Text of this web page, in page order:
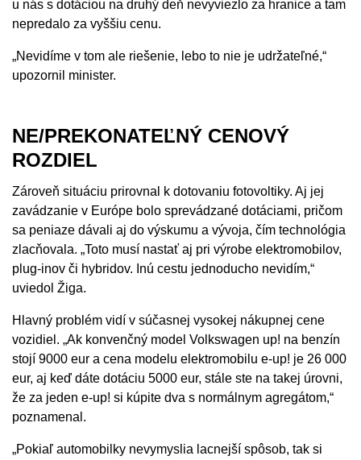
u nás s dotáciou na druhý deň nevyviezlo za hranice a tam
nepredalo za vyššiu cenu.
„Nevidíme v tom ale riešenie, lebo to nie je udržateľné,“
upozornil minister.
NE/PREKONATEĽNÝ CENOVÝ
ROZDIEL
Zároveň situáciu prirovnal k dotovaniu fotovoltiky. Aj jej
zavádzanie v Európe bolo sprevádzané dotáciami, pričom
sa peniaze dávali aj do výskumu a vývoja, čím technológia
zlacňovala. „Toto musí nastať aj pri výrobe elektromobilov,
plug-inov či hybridov. Inú cestu jednoducho nevidím,“
uviedol Žiga.
Hlavný problém vidí v súčasnej vysokej nákupnej cene
vozidiel. „Ak konvenčný model Volkswagen up! na benzín
stojí 9000 eur a cena modelu elektromobilu e-up! je 26 000
eur, aj keď dáte dotáciu 5000 eur, stále ste na takej úrovni,
že za jeden e-up! si kúpite dva s normálnym agregátom,“
poznamenal.
„Pokiaľ automobilky nevymyslia lacnejší spôsob, tak si